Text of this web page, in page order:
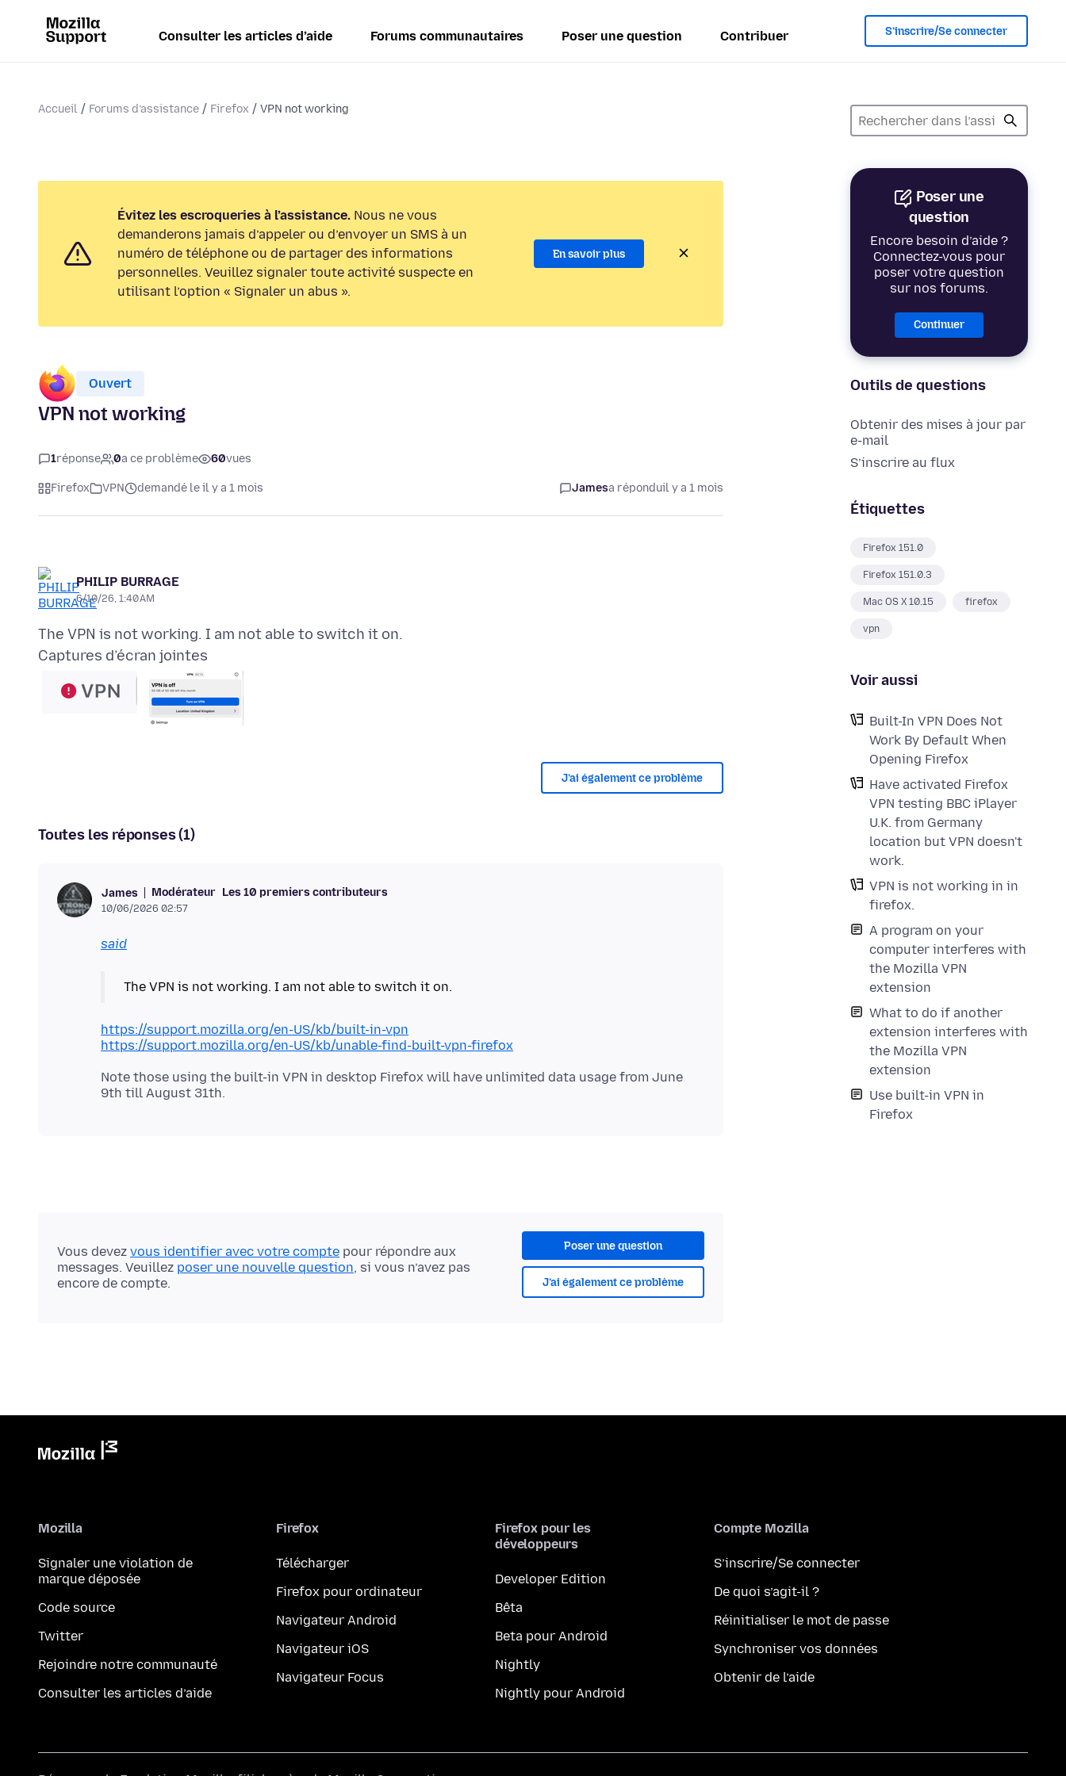
Consulter les articles d’aide Forums communautaires Poser une question Contribuer S’inscrire/Se connecter
Accueil Forums d’assistance Firefox VPN not working
Poser une
question
Encore besoin d’aide ?
Connectez-vous pour
poser votre question
sur nos forums.
Continuer
Outils de questions
Obtenir des mises à jour par
e-mail
S’inscrire au flux
Étiquettes
Firefox 151.0
Firefox 151.0.3
Mac OS X 10.15 firefox
vpn
Voir aussi
Built-In VPN Does Not
Work By Default When
Opening Firefox
Have activated Firefox
VPN testing BBC iPlayer
U.K. from Germany
location but VPN doesn't
work.
VPN is not working in in
firefox.
A program on your
computer interferes with
the Mozilla VPN
extension
What to do if another
extension interferes with
the Mozilla VPN
extension
Use built-in VPN in
Firefox
Évitez les escroqueries à l’assistance. Nous ne vous
demanderons jamais d’appeler ou d’envoyer un SMS à un
numéro de téléphone ou de partager des informations
personnelles. Veuillez signaler toute activité suspecte en
utilisant l’option « Signaler un abus ».
En savoir plus
Ouvert
VPN not working
1réponse 0a ce problème 60vues
Firefox VPN demandé le il y a 1 mois Jamesa réponduil y a 1 mois
PHILIP BURRAGE
6/10/26, 1:40 AM
Captures d’écran jointes
J’ai également ce problème
Toutes les réponses (1)
James Modérateur Les 10 premiers contributeurs
10/06/2026 02:57
said
https://support.mozilla.org/en-US/kb/built-in-vpn
https://support.mozilla.org/en-US/kb/unable-find-built-vpn-firefox
Note those using the built-in VPN in desktop Firefox will have unlimited data usage from June
Poser une question
J’ai également ce problème
Vous devez vous identifier avec votre compte pour répondre aux
messages. Veuillez poser une nouvelle question, si vous n’avez pas
encore de compte.
Mozilla
Signaler une violation de
marque déposée
Code source
Twitter
Rejoindre notre communauté
Consulter les articles d’aide
Firefox
Télécharger
Firefox pour ordinateur
Navigateur Android
Navigateur iOS
Navigateur Focus
Firefox pour les
développeurs
Developer Edition
Bêta
Beta pour Android
Nightly
Nightly pour Android
Compte Mozilla
S’inscrire/Se connecter
De quoi s’agit-il ?
Réinitialiser le mot de passe
Synchroniser vos données
Obtenir de l’aide